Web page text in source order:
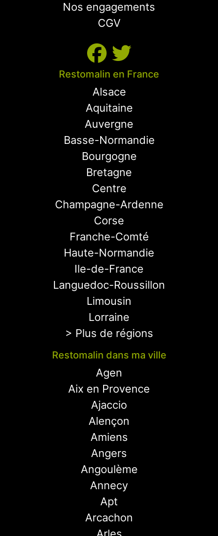
Nos engagements
CGV
Restomalin en France
Alsace
Aquitaine
Auvergne
Basse-Normandie
Bourgogne
Bretagne
Centre
Champagne-Ardenne
Corse
Franche-Comté
Haute-Normandie
Ile-de-France
Languedoc-Roussillon
Limousin
Lorraine
> Plus de régions
Restomalin dans ma ville
Agen
Aix en Provence
Ajaccio
Alençon
Amiens
Angers
Angoulème
Annecy
Apt
Arcachon